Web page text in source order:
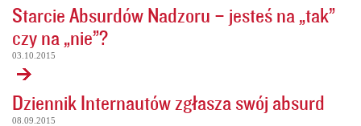
Starcie Absurdów Nadzoru – jesteś na „tak”
czy na „nie”?
03.10.2015
Dziennik Internautów zgłasza swój absurd
08.09.2015